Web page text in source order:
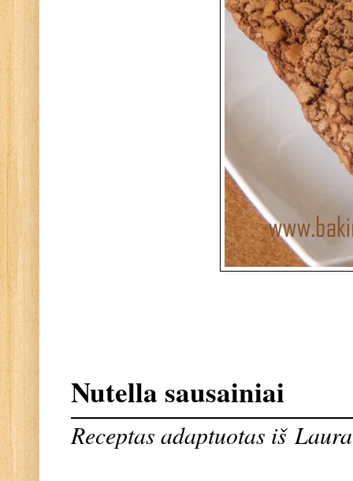
Nutella sausainiai
Receptas adaptuotas iš